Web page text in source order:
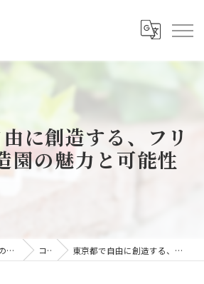
に創造する、フリ
園の魅力と可能性
東京都西多摩で造園の求人なら株式会社優心植木 コラム 東京都で自由に創造する、フリーランス造園の魅力と可能性